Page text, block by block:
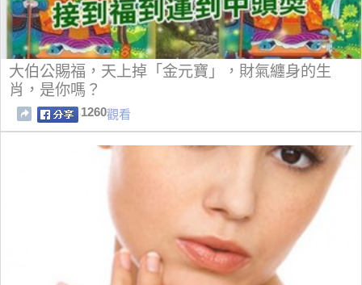
大伯公賜福，天上掉「金元寶」，財氣纏身的生
肖，是你嗎？
1260觀看